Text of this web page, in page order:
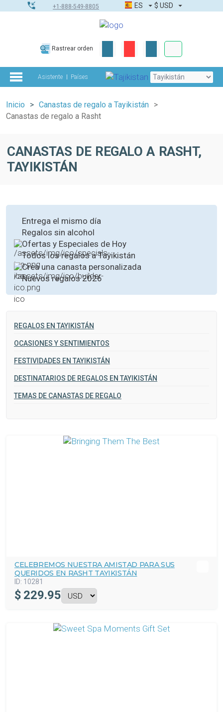
+1-888-549-8805 ES $ USD
Rastrear orden
Asistente Países
Inicio
Canastas de regalo a Tayikistán
Canastas de regalo a Rasht
CANASTAS DE REGALO A RASHT,
TAYIKISTÁN
Entrega el mismo día
Regalos sin alcohol
Ofertas y Especiales de Hoy
Todos los regalos a Tayikistán
Crea una canasta personalizada
Nuevos regalos 2026
REGALOS EN TAYIKISTÁN
OCASIONES Y SENTIMIENTOS
FESTIVIDADES EN TAYIKISTÁN
DESTINATARIOS DE REGALOS EN TAYIKISTÁN
TEMAS DE CANASTAS DE REGALO
CELEBREMOS NUESTRA AMISTAD PARA SUS
QUERIDOS EN RASHT TAYIKISTÁN
ID: 10281
$ 229.95